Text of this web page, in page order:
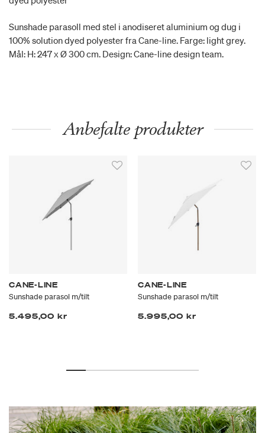
Sunshade parasoll med stel i anodiseret aluminium og dug i
100% solution dyed polyester fra Cane-line. Farge: light grey.
Mål: H: 247 x Ø 300 cm. Design: Cane-line design team.
Anbefalte produkter
CANE-LINE
Sunshade parasol m/tilt
5.495,00 kr
CANE-LINE
Sunshade parasol m/tilt
5.995,00 kr